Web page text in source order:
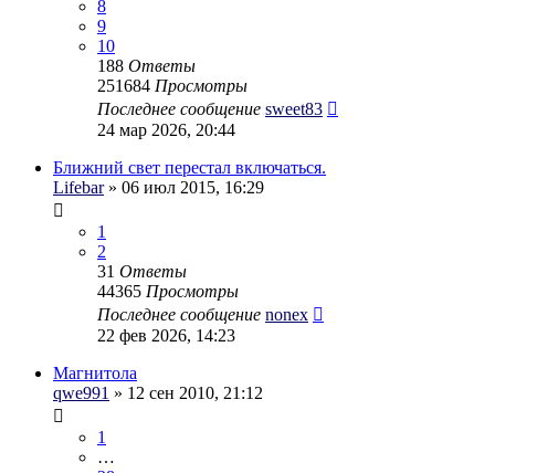
8
9
10
188 Ответы
251684 Просмотры
Последнее сообщение sweet83
24 мар 2026, 20:44
Ближний свет перестал включаться.
Lifebar» 06 июл 2015, 16:29
1
2
31 Ответы
44365 Просмотры
Последнее сообщение nonex
22 фев 2026, 14:23
Магнитола
qwe991 » 12 сен 2010, 21:12
1
…